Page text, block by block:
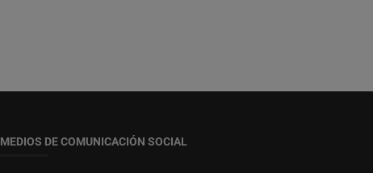
MEDIOS DE COMUNICACIÓN SOCIAL